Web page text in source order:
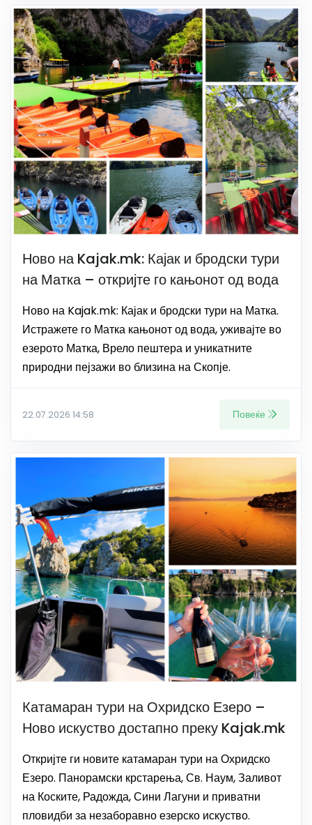
Ново на Kajak.mk: Кајак и бродски тури
на Матка – откријте го кањонот од вода
Ново на Kajak.mk: Кајак и бродски тури на Матка.
Истражете го Матка кањонот од вода, уживајте во
езерото Матка, Врело пештера и уникатните
природни пејзажи во близина на Скопје.
22.07.2026 14:58 Повеќе
Катамаран тури на Охридско Езеро –
Ново искуство достапно преку Kajak.mk
Откријте ги новите катамаран тури на Охридско
Езеро. Панорамски крстарења, Св. Наум, Заливот
на Коските, Радожда, Сини Лагуни и приватни
пловидби за незаборавно езерско искуство.